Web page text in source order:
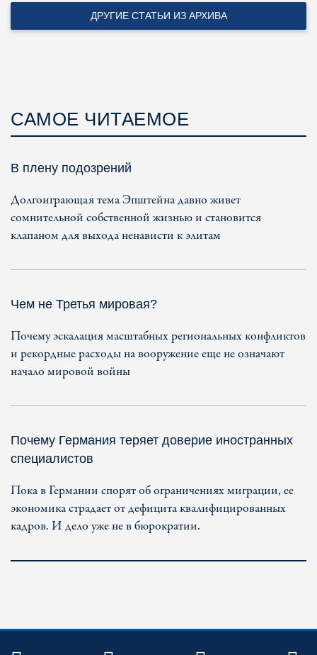
ДРУГИЕ СТАТЬИ ИЗ АРХИВА
САМОЕ ЧИТАЕМОЕ
В плену подозрений
Долгоиграющая тема Эпштейна давно живет
сомнительной собственной жизнью и становится
клапаном для выхода ненависти к элитам
Чем не Третья мировая?
Почему эскалация масштабных региональных конфликтов
и рекордные расходы на вооружение еще не означают
начало мировой войны
Почему Германия теряет доверие иностранных
специалистов
Пока в Германии спорят об ограничениях миграции, ее
экономика страдает от дефицита квалифицированных
кадров. И дело уже не в бюрократии.